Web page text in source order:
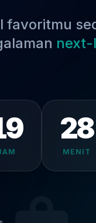
favoritmu
next-
28
MENIT